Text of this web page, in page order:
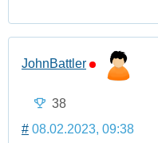
JohnBattler
38
# 08.02.2023, 09:38